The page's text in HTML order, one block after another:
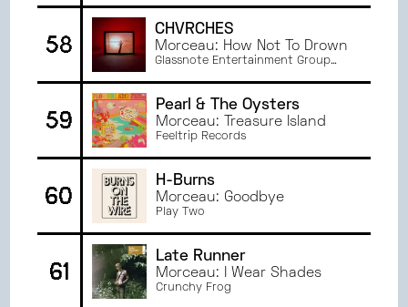
58
CHVRCHES
Morceau: How Not To Drown
Glassnote Entertainment Group
59
Pearl & The Oysters
Morceau: Treasure Island
Feeltrip Records
60
H-Burns
Morceau: Goodbye
Play Two
61
Late Runner
Morceau: I Wear Shades
Crunchy Frog